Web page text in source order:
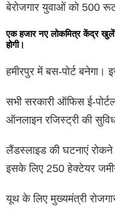
बेरोजगार युवाओं को 500
एक हजार नए लोकमित्र केंद्र
होगी।
हमीरपुर में बस-पोर्ट बनेगा।
सभी सरकारी ऑफिस ई-
ऑनलाइन रजिस्ट्री की
लैंडस्लाइड की घटनाएं
इसके लिए 250 हेक्टेयर
यूथ के लिए मुख्यमंत्री